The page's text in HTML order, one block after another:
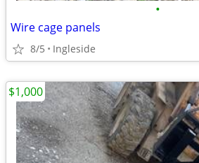
•
Wire cage panels
8/5 Ingleside
$1,000